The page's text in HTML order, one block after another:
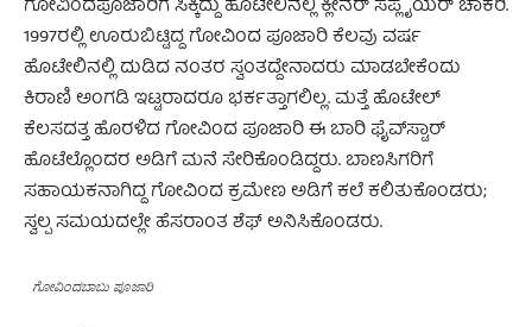
ಗೋವಿಂದಪೂಜಾರಿಗೆ ಸಿಕ್ಕಿದ್ದು ಹೊಟೇಲಿನಲ್ಲಿ ಕ್ಲೀನರ್ ಸಪ್ಲೈಯರ್ ಚಾಕರಿ.
1997ರಲ್ಲಿ ಊರುಬಿಟ್ಟಿದ್ದ ಗೋವಿಂದ ಪೂಜಾರಿ ಕೆಲವು ವರ್ಷ
ಹೊಟೇಲಿನಲ್ಲಿ ದುಡಿದ ನಂತರ ಸ್ವಂತದ್ದೇನಾದರು ಮಾಡಬೇಕೆಂದು
ಕಿರಾಣಿ ಅಂಗಡಿ ಇಟ್ಟರಾದರೂ ಭರ್ಕತ್ತಾಗಲಿಲ್ಲ. ಮತ್ತೆ ಹೊಟೇಲ್
ಕೆಲಸದತ್ತ ಹೊರಳಿದ ಗೋವಿಂದ ಪೂಜಾರಿ ಈ ಬಾರಿ ಫೈವ್‌ಸ್ಟಾರ್
ಹೊಟೆಲ್ಲೊಂದರ ಅಡಿಗೆ ಮನೆ ಸೇರಿಕೊಂಡಿದ್ದರು. ಬಾಣಸಿಗರಿಗೆ
ಸಹಾಯಕನಾಗಿದ್ದ ಗೋವಿಂದ ಕ್ರಮೇಣ ಅಡಿಗೆ ಕಲೆ ಕಲಿತುಕೊಂಡರು;
ಸ್ವಲ್ಪ ಸಮಯದಲ್ಲೇ ಹೆಸರಾಂತ ಶೆಫ್ ಅನಿಸಿಕೊಂಡರು.
ಗೋವಿಂದಬಾಬು ಪೂಜಾರಿ